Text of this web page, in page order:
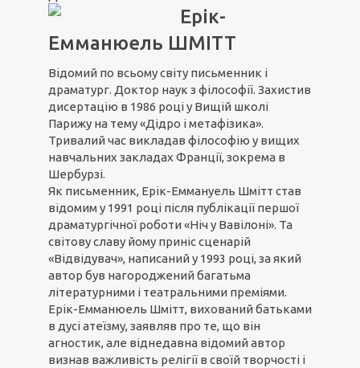
Ерік-
Емманюель ШМІТТ
Відомий по всьому світу письменник і
драматург. Доктор наук з філософії. Захистив
дисертацію в 1986 році у Вищій школі
Парижу на тему «Дідро і метафізика».
Тривалий час викладав філософію у вищих
навчальних закладах Франції, зокрема в
Шербурзі.
Як письменник, Ерік-Еммануель Шмітт став
відомим у 1991 році після публікації першої
драматургічної роботи «Ніч у Вавілоні». Та
світову славу йому приніс сценарій
«Відвідувач», написаний у 1993 році, за який
автор був нагороджений багатьма
літературними і театральними преміями.
Ерік-Емманюель Шмітт, вихований батьками
в дусі атеїзму, заявляв про те, що він
агностик, але віднедавна відомий автор
визнав важливість релігії в своїй творчості і